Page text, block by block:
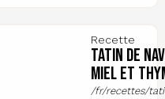
Recette
Tatin de
miel et
/fr/recettes/